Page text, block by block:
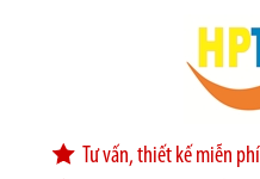
Tư vấn, thiết kế miễn phí